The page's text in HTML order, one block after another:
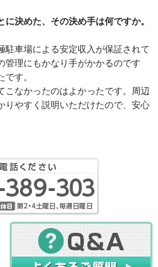
決めた、その決め手は何ですか。
駐車場による安定収入が保証されて
管理にもかなり手がかかるのです
す。
こなかったのはよかったです。周辺
りやすく説明いただけたので、安心